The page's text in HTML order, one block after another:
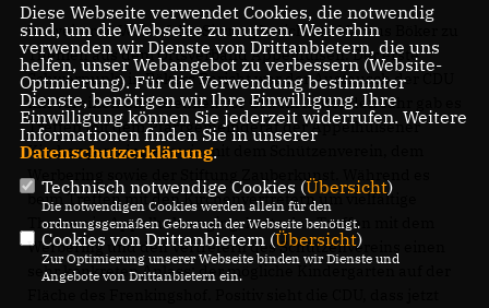
Im weiteren Verlauf der Sitzung berichtete Markus Böker zu
Themen aus dem Ortsverband Appelhülsen. Der erste
Schwerpunkt in Bökers Bericht war der Austausch der CDU
mit Vereinen und Gremien vor Ort. Im laufenden Jahr gab es
Treffen mit dem Pfarrgemeinderat der Appelhülsener
Kirchengemeinde sowie mit dem Schützenverein, dem
Werbering sowie der Stiftung Zauberkunst. Während es
beim Treffen mit den Kirchenvertretern um vielfältige
Themen in Appelhülsen ging, hatte das Treffen mit dem
Werbering und den Vertretern des Schützenvereins einen
sehr konkreten Anlass: der mögliche Kindergarten auf der
Diese Webseite verwendet Cookies, die notwendig
sind, um die Webseite zu nutzen. Weiterhin
verwenden wir Dienste von Drittanbietern, die uns
helfen, unser Webangebot zu verbessern (Website-
Optmierung). Für die Verwendung bestimmter
Dienste, benötigen wir Ihre Einwilligung. Ihre
Einwilligung können Sie jederzeit widerrufen. Weitere
Informationen finden Sie in unserer
Datenschutzerklärung.
Technisch notwendige Cookies (Übersicht)
Die notwendigen Cookies werden allein für den
ordnungsgemäßen Gebrauch der Webseite benötigt.
Cookies von Drittanbietern (Übersicht)
Zur Optimierung unserer Webseite binden wir Dienste und
Angebote von Drittanbietern ein.